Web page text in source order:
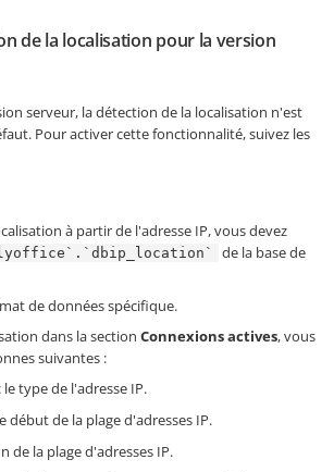
de la localisation pour la version
serveur, la détection de la localisation n'est
Pour activer cette fonctionnalité, suivez les
à partir de l'adresse IP, vous devez
de la base de
de données spécifique.
dans la section Connexions actives, vous
suivantes :
: le type de l'adresse IP.
début de la plage d'adresses IP.
de la plage d'adresses IP.